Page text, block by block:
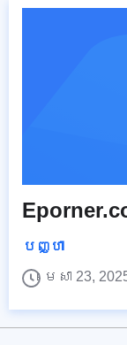
បញ្ហា
មេសា 23,